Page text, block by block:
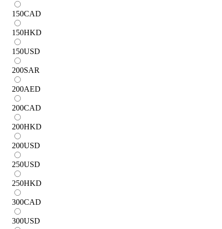
150CAD
150HKD
150USD
200SAR
200AED
200CAD
200HKD
200USD
250USD
250HKD
300CAD
300USD